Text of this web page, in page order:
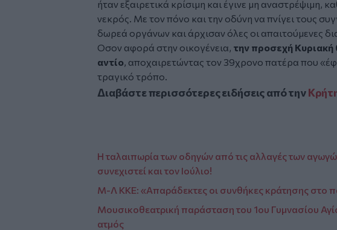
ήταν εξαιρετικά κρίσιμη και έγινε μη αναστρέψιμη,
νεκρός. Με τον πόνο και την οδύνη να πνίγει τους
δωρεά οργάνων και άρχισαν όλες οι απαιτούμενες
Οσον αφορά στην οικογένεια, την προσεχή Κυριακή
αντίο, αποχαιρετώντας τον 39χρονο πατέρα που
τραγικό τρόπο.
Διαβάστε περισσότερες ειδήσεις από την
Η ταλαιπωρία των οδηγών από τις αλλαγές των
συνεχιστεί και τον Ιούλιο!
Μ-Λ ΚΚΕ: «Απαράδεκτες οι συνθήκες κράτησης στο
Μουσικοθεατρική παράσταση του 1ου Γυμνασίου
ατμός